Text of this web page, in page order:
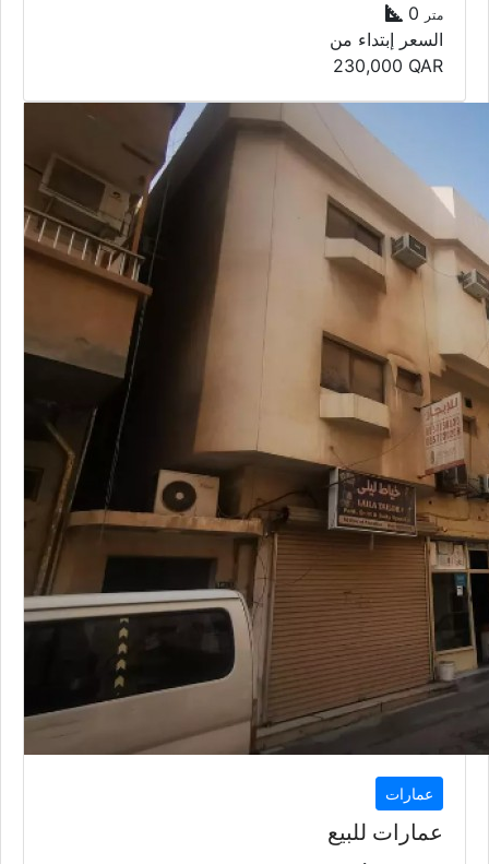
0
متر
السعر إبتداء من
230,000 QAR
عمارات
عمارات للبيع